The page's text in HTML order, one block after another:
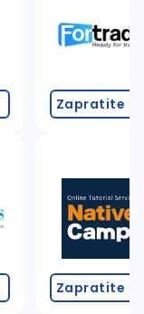
Zapratite
Zapratite